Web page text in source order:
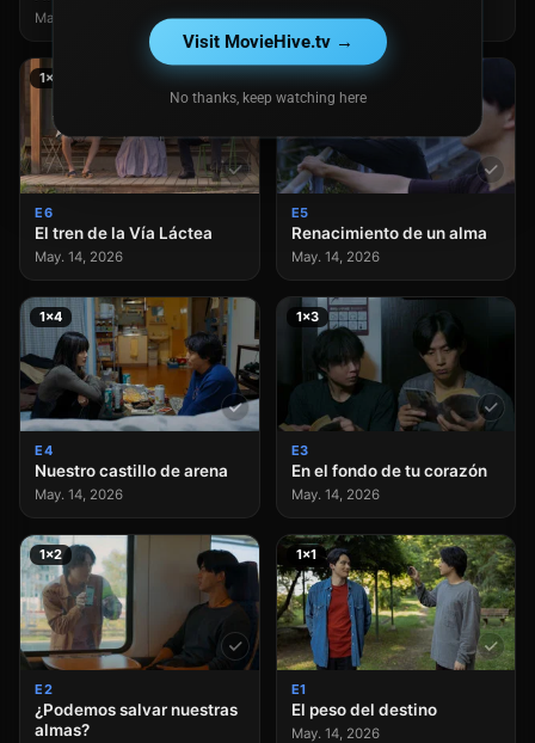
May. 14, 2026 May. 14, 2026
1×6
E6
El tren de la Vía Láctea
May. 14, 2026
1×5
E5
Renacimiento de un alma
May. 14, 2026
1×4
E4
Nuestro castillo de arena
May. 14, 2026
1×3
E3
En el fondo de tu corazón
May. 14, 2026
1×2
E2
¿Podemos salvar nuestras
almas?
1×1
E1
El peso del destino
May. 14, 2026
Visit MovieHive.tv →
No thanks, keep watching here